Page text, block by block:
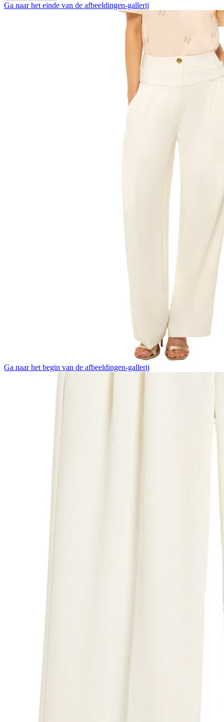
Ga naar het einde van de afbeeldingen-gallerij
Ga naar het begin van de afbeeldingen-gallerij